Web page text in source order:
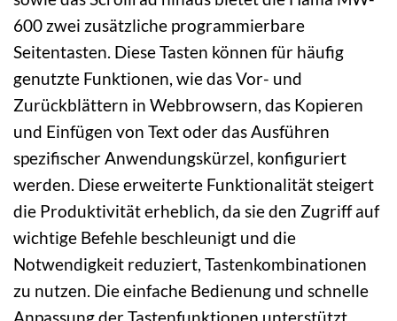
600 zwei zusätzliche programmierbare
Seitentasten. Diese Tasten können für häufig
genutzte Funktionen, wie das Vor- und
Zurückblättern in Webbrowsern, das Kopieren
und Einfügen von Text oder das Ausführen
spezifischer Anwendungskürzel, konfiguriert
werden. Diese erweiterte Funktionalität steigert
die Produktivität erheblich, da sie den Zugriff auf
wichtige Befehle beschleunigt und die
Notwendigkeit reduziert, Tastenkombinationen
zu nutzen. Die einfache Bedienung und schnelle